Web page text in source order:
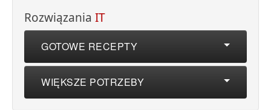
Rozwiązania IT
GOTOWE RECEPTY
WIĘKSZE POTRZEBY